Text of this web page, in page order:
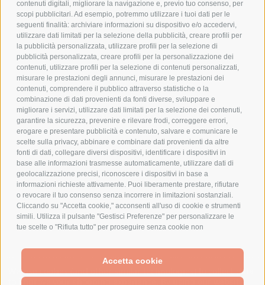
contenuti digitali, migliorare la navigazione e, previo tuo consenso, per
scopi pubblicitari. Ad esempio, potremmo utilizzare i tuoi dati per le
seguenti finalità: archiviare informazioni su dispositivo e/o accedervi,
utilizzare dati limitati per la selezione della pubblicità, creare profili per
la pubblicità personalizzata, utilizzare profili per la selezione di
pubblicità personalizzata, creare profili per la personalizzazione dei
contenuti, utilizzare profili per la selezione di contenuti personalizzati,
misurare le prestazioni degli annunci, misurare le prestazioni dei
contenuti, comprendere il pubblico attraverso statistiche o la
combinazione di dati provenienti da fonti diverse, sviluppare e
migliorare i servizi, utilizzare dati limitati per la selezione dei contenuti,
garantire la sicurezza, prevenire e rilevare frodi, correggere errori,
erogare e presentare pubblicità e contenuto, salvare e comunicare le
scelte sulla privacy, abbinare e combinare dati provenienti da altre
fonti di dati, collegare diversi dispositivi, identificare i dispositivi in
base alle informazioni trasmesse automaticamente, utilizzare dati di
geolocalizzazione precisi, riconoscere i dispositivi in base a
informazioni richieste attivamente. Puoi liberamente prestare, rifiutare
o revocare il tuo consenso senza incorrere in limitazioni sostanziali.
Cliccando su "Accetta cookie," acconsenti all'uso di cookie e strumenti
simili. Utilizza il pulsante "Gestisci Preferenze" per personalizzare le
tue scelte o "Rifiuta tutto" per proseguire senza cookie non
momento cliccando sul link "Preferenze Cookie" in fondo alla pagina o
sull'icona dello scudo in basso a sinistra. Le tue preferenze si
applicheranno al solo dispositivo in uso.
Accetta cookie
PRIVACY POLICY
COOKIE POLICY
PAGAMENTI SICURI
AZIENDA
CHI SIAMO
MARCHI TRATTATI
CONDOMINI
Bonifico
Bancario
SPESA ELETTRICA SOCIETA CONSORTILE A RESPONSABILITA LIMITATA - VIALE
MILANOFIORI, STRADA 4 - PALAZZO A5 20057, ASSAGO MILANO - PARTITA IVA
We use cookies (and other similar technologies) to collect data
to improve your shopping experience.
By using our website,